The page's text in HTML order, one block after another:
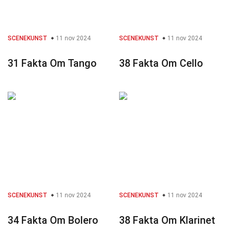
SCENEKUNST 11 nov 2024
31 Fakta Om Tango
SCENEKUNST 11 nov 2024
38 Fakta Om Cello
SCENEKUNST 11 nov 2024
34 Fakta Om Bolero
SCENEKUNST 11 nov 2024
38 Fakta Om Klarinet